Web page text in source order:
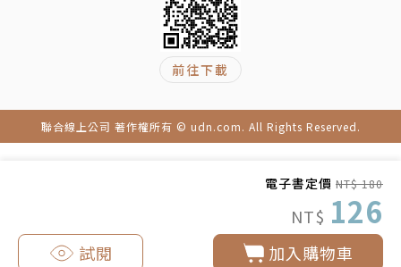
電子書定價 NT$ 180
NT$ 126
加入購物車
試閱
前往下載
聯合線上公司 著作權所有 © udn.com. All Rights Reserved.